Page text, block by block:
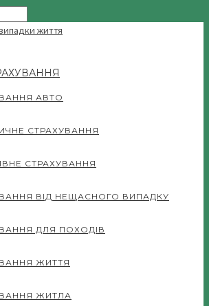
АВТО
СТРАХУВАННЯ
СТРАХУВАННЯ
ВІД НЕЩАСНОГО ВИПАДКУ
ДЛЯ ПОХОДІВ
ЖИТТЯ
ЖИТЛА